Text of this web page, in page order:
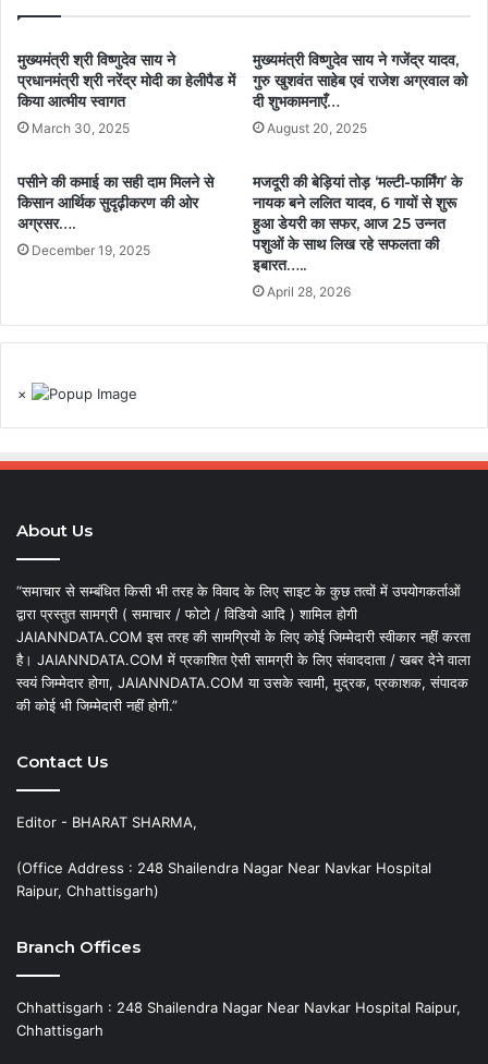
मुख्यमंत्री श्री विष्णुदेव साय ने
प्रधानमंत्री श्री नरेंद्र मोदी का हेलीपैड में
किया आत्मीय स्वागत
March 30, 2025
मुख्यमंत्री विष्णुदेव साय ने गजेंद्र यादव,
गुरु खुशवंत साहेब एवं राजेश अग्रवाल को
दी शुभकामनाएँ…
August 20, 2025
पसीने की कमाई का सही दाम मिलने से
किसान आर्थिक सुदृढ़ीकरण की ओर
अग्रसर….
December 19, 2025
मजदूरी की बेड़ियां तोड़ ‘मल्टी-फार्मिंग’ के
नायक बने ललित यादव, 6 गायों से शुरू
हुआ डेयरी का सफर, आज 25 उन्नत
पशुओं के साथ लिख रहे सफलता की
इबारत…..
April 28, 2026
×
About Us
“समाचार से सम्बंधित किसी भी तरह के विवाद के लिए साइट के कुछ तत्वों में उपयोगकर्ताओं
द्वारा प्रस्तुत सामग्री ( समाचार / फोटो / विडियो आदि ) शामिल होगी
JAIANNDATA.COM इस तरह की सामग्रियों के लिए कोई जिम्मेदारी स्वीकार नहीं करता
है। JAIANNDATA.COM में प्रकाशित ऐसी सामग्री के लिए संवाददाता / खबर देने वाला
स्वयं जिम्मेदार होगा, JAIANNDATA.COM या उसके स्वामी, मुद्रक, प्रकाशक, संपादक
की कोई भी जिम्मेदारी नहीं होगी.”
Contact Us
Editor - BHARAT SHARMA,
(Office Address : 248 Shailendra Nagar Near Navkar Hospital
Raipur, Chhattisgarh)
Branch Offices
Chhattisgarh : 248 Shailendra Nagar Near Navkar Hospital Raipur,
Chhattisgarh